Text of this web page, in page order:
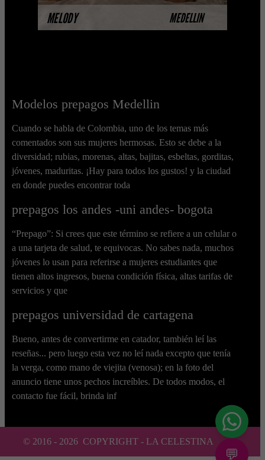
MELODY MEDELLIN
MÁS INFORMACIÓN
Modelos prepagos Medellin
Cuando se habla de Colombia, uno de los temas más
comentados son sus mujeres hermosas. Esto se debe a la
diversidad; rubias, morenas, altas, bajitas, esbeltas, gorditas,
jóvenes, maduritas. ¡Hay para todos los gustos! y la ciudad
en donde puedes encontrar toda
prepagos los andes -uni andes- bogota
“Prepago”: Si crees que este término se refiere a un celular o
a una tarjeta de salud, te equivocas. No sabes nada, muchos
jóvenes lo usan para referirse a mujeres estudiantes que
tienen altos ingresos, buena condición física, altas tarifas de
servicios y que
prepagos universidad de cartagena
Bueno, antes de convertirme en catador, también leí las
reseñas... pero luego esta vez no leí nada excepto que tenía
la verga, como mano de viejita (venosa); en la foto del
anuncio tiene unos pechos increíbles. De todos modos, el
contacto fue fácil, brinda inf
© 2016 - 2026 COPYRIGHT - LA CELESTINA